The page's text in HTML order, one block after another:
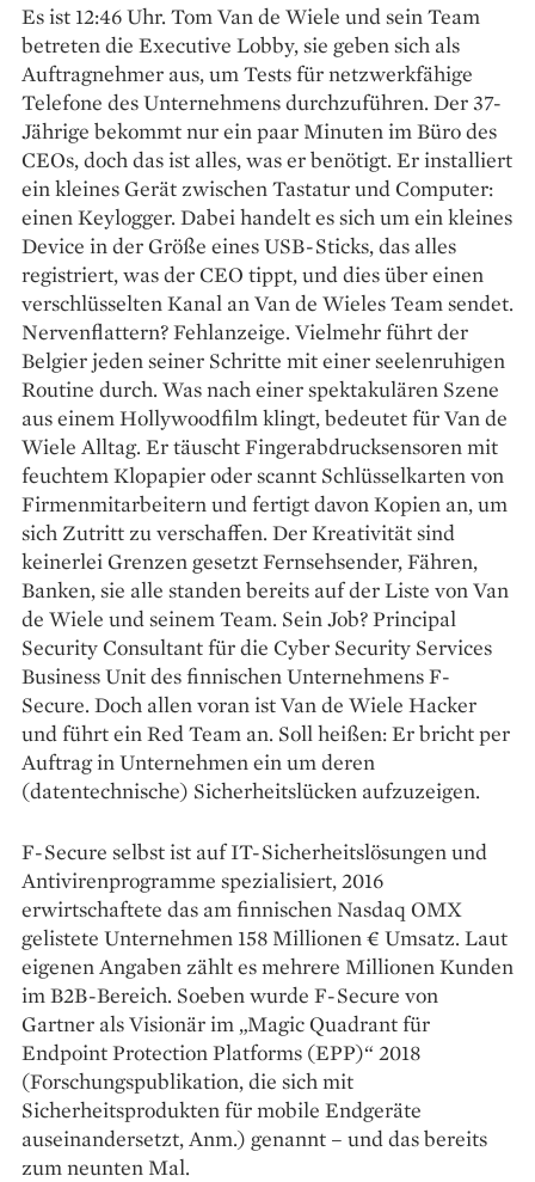
Es ist 12:46 Uhr. Tom Van de Wiele und sein Team
betreten die Executive Lobby, sie geben sich als
Auftragnehmer aus, um Tests für netzwerkfähige
Telefone des Unternehmens durchzuführen. Der 37-
Jährige bekommt nur ein paar Minuten im Büro des
CEOs, doch das ist alles, was er benötigt. Er installiert
ein ­kleines Gerät zwischen Tastatur und Computer:
einen Keylogger. Dabei handelt es sich um ein kleines
Device in der Größe eines USB-Sticks, das alles
registriert, was der CEO tippt, und dies über einen
verschlüsselten Kanal an Van de Wieles Team sendet.
Nervenflattern? Fehlanzeige. Vielmehr führt der
Belgier jeden seiner Schritte mit einer seelenruhigen
Routine durch. Was nach einer spektakulären Szene
aus einem Hollywoodfilm klingt, bedeutet für Van de
Wiele Alltag. Er täuscht Fingerabdrucksensoren mit
feuchtem Klopapier oder scannt Schlüsselkarten von
Firmenmitarbeitern und fertigt davon Kopien an, um
sich Zutritt zu verschaffen. Der Kreativität sind
keinerlei Grenzen gesetzt Fernsehsender, Fähren,
Banken, sie alle standen bereits auf der Liste von Van
de Wiele und seinem Team. Sein Job? Principal
Security Consultant für die Cyber Security Services
Business Unit des finnischen Unternehmens F-
Secure. Doch allen voran ist Van de Wiele Hacker
und führt ein Red Team an. Soll heißen: Er bricht per
Auftrag in Unternehmen ein um deren
(datentechnische) Sicherheitslücken aufzuzeigen.
F-Secure selbst ist auf IT-Sicher­heitslösungen und
Antiviren­programme spezialisiert, 2016
erwirtschaftete das am finnischen Nasdaq OMX
gelistete Unternehmen 158 Millionen € Umsatz. Laut
eigenen Angaben zählt es mehrere Millionen Kunden
im B2B-Bereich. Soeben wurde F-Secure von
Gartner als Visionär im „Magic Quadrant für
Endpoint Protection Platforms (EPP)“ 2018
(Forschungspublikation, die sich mit
Sicherheitsprodukten für mobile Endgeräte
auseinandersetzt, Anm.) genannt – und das bereits
zum neunten Mal.